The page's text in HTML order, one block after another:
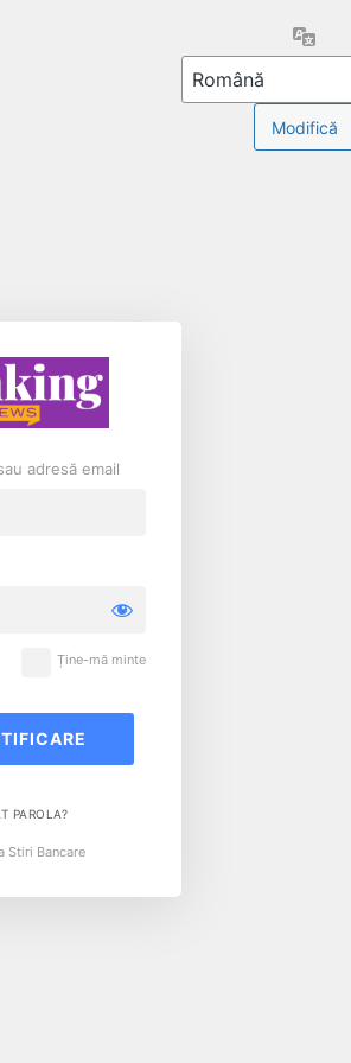
adresă email
Ține-mă minte
PAROLA?
Stiri Bancare